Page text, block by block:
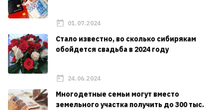
01.07.2024
Стало известно, во сколько сибирякам
обойдется свадьба в 2024 году
24.06.2024
Многодетные семьи могут вместо
земельного участка получить до 300 тыс.